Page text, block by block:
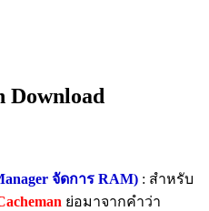
Download
จัดการ RAM) : สำหรับ
ย่อมาจากคำว่า